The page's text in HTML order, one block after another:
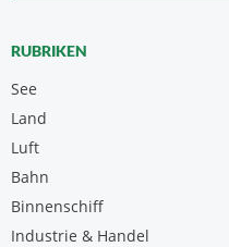
RUBRIKEN
See
Land
Luft
Bahn
Binnenschiff
Industrie & Handel